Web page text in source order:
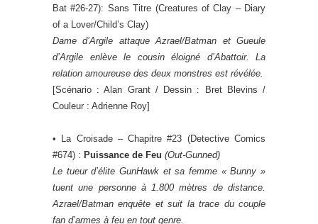
Bat #26-27): Sans Titre (Creatures of Clay – Diary
of a Lover/Child’s Clay)
Dame d’Argile attaque Azrael/Batman et Gueule
d’Argile enlève le cousin éloigné d’Abattoir. La
relation amoureuse des deux monstres est révélée.
[Scénario : Alan Grant / Dessin : Bret Blevins /
Couleur : Adrienne Roy]
• La Croisade – Chapitre #23 (Detective Comics
#674) : Puissance de Feu (Out-Gunned)
Le tueur d’élite GunHawk et sa femme « Bunny »
tuent une personne à 1.800 mètres de distance.
Azrael/Batman enquête et suit la trace du couple
fan d’armes à feu en tout genre.